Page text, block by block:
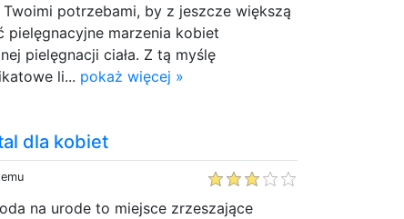
potrzebami, by z jeszcze większą
pielęgnacyjne marzenia kobiet
pielęgnacji ciała. Z tą myślę
li... pokaż więcej »
dla kobiet
na urode to miejsce zrzeszające